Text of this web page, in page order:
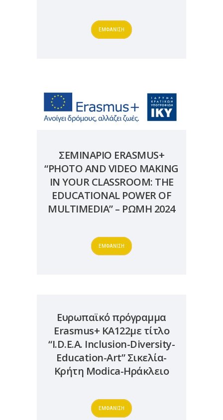
ΕΜΦΑΝΙΣΗ
ΣΕΜΙΝΑΡΙΟ ERASMUS+
“PHOTO AND VIDEO MAKING
IN YOUR CLASSROOM: THE
EDUCATIONAL POWER OF
MULTIMEDIA” – ΡΩΜΗ 2024
ΕΜΦΑΝΙΣΗ
Ευρωπαϊκό πρόγραμμα
Erasmus+ ΚΑ122με τίτλο
“I.D.E.A. Inclusion-Diversity-
Education-Art” Σικελία-
Κρήτη Modica-Ηράκλειο
ΕΜΦΑΝΙΣΗ